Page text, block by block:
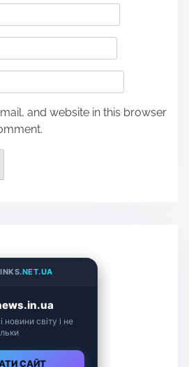
and website in this browser